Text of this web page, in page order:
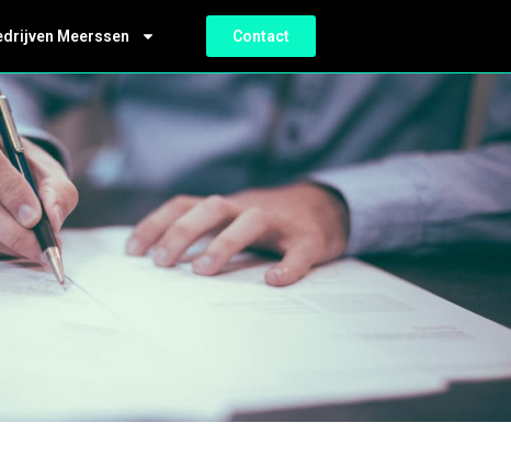
Meerssen Contact